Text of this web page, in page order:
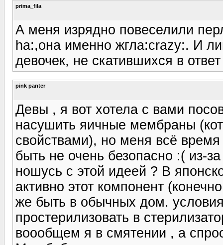
prima_fila
А меня изрядно повеселили
ha:,она именно жгла:crazy:. И
девочек, не скатившихся в
pink panter
Девы , я вот хотела с вами
насушить яичные мембраны
свойствами), но меня всё
быть не очень безопасно :( из-
ношусь с этой идеей ? В
активно этот компонент
же быть в обычных дом.
простерилизовать в
воообщем я в смятении , а